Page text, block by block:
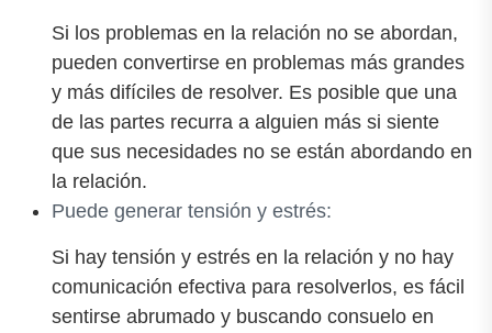
Si los problemas en la relación no se abordan,
pueden convertirse en problemas más grandes
y más difíciles de resolver. Es posible que una
de las partes recurra a alguien más si siente
que sus necesidades no se están abordando en
la relación.
Puede generar tensión y estrés:
Si hay tensión y estrés en la relación y no hay
comunicación efectiva para resolverlos, es fácil
sentirse abrumado y buscando consuelo en